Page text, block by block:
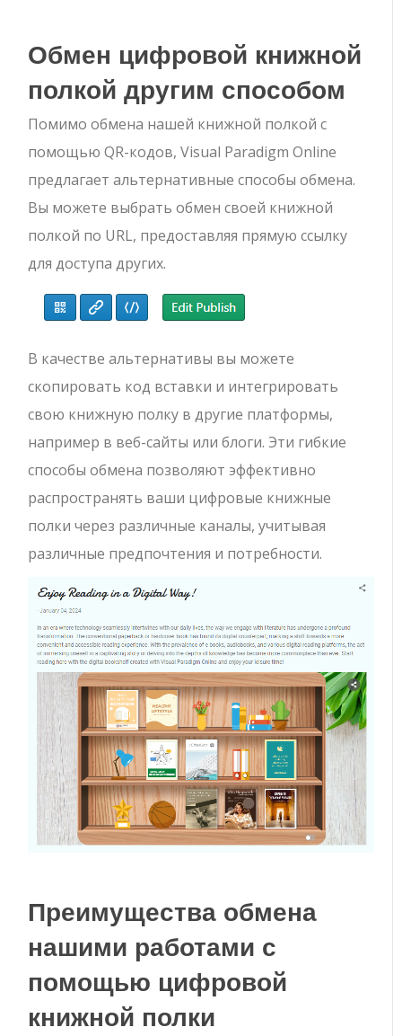
Обмен цифровой книжной
полкой другим способом
Помимо обмена нашей книжной полкой с
помощью QR-кодов, Visual Paradigm Online
предлагает альтернативные способы обмена.
Вы можете выбрать обмен своей книжной
полкой по URL, предоставляя прямую ссылку
для доступа других.
В качестве альтернативы вы можете
скопировать код вставки и интегрировать
свою книжную полку в другие платформы,
например в веб-сайты или блоги. Эти гибкие
способы обмена позволяют эффективно
распространять ваши цифровые книжные
полки через различные каналы, учитывая
различные предпочтения и потребности.
Преимущества обмена
нашими работами с
помощью цифровой
книжной полки